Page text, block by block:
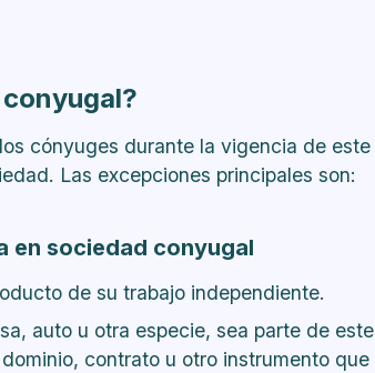
cónyuges durante la vigencia de este
Las excepciones principales son:
en sociedad conyugal
de su trabajo independiente.
auto u otra especie, sea parte de este
contrato u otro instrumento que